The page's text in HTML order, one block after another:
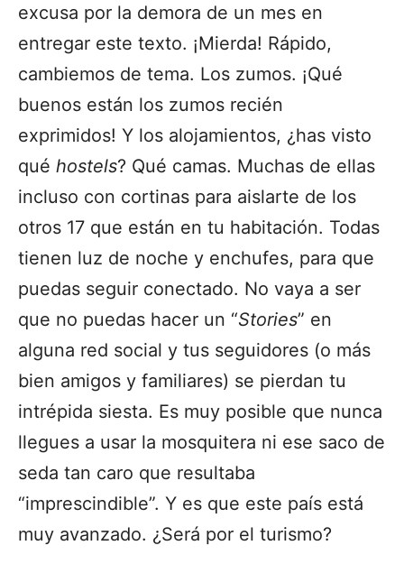
excusa por la demora de un mes en
entregar este texto. ¡Mierda! Rápido,
cambiemos de tema. Los zumos. ¡Qué
buenos están los zumos recién
exprimidos! Y los alojamientos, ¿has visto
qué hostels? Qué camas. Muchas de ellas
incluso con cortinas para aislarte de los
otros 17 que están en tu habitación. Todas
tienen luz de noche y enchufes, para que
puedas seguir conectado. No vaya a ser
que no puedas hacer un “Stories” en
alguna red social y tus seguidores (o más
bien amigos y familiares) se pierdan tu
intrépida siesta. Es muy posible que nunca
llegues a usar la mosquitera ni ese saco de
seda tan caro que resultaba
“imprescindible”. Y es que este país está
muy avanzado. ¿Será por el turismo?